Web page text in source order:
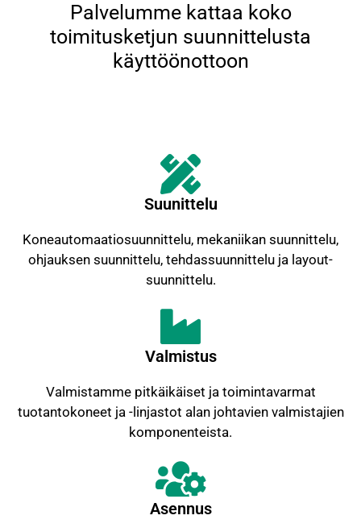
Palvelumme kattaa koko
toimitusketjun suunnittelusta
käyttöönottoon
Suunittelu
Koneautomaatiosuunnittelu, mekaniikan suunnittelu,
ohjauksen suunnittelu, tehdassuunnittelu ja layout-
suunnittelu.
Valmistus
Valmistamme pitkäikäiset ja toimintavarmat
tuotantokoneet ja -linjastot alan johtavien valmistajien
komponenteista.
Asennus